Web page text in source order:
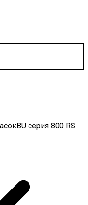
BU серия 800 RS